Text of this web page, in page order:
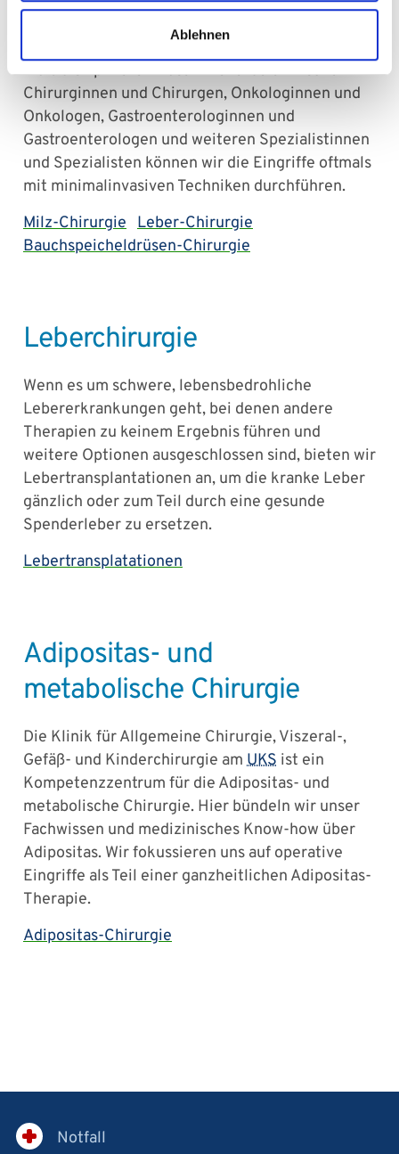
Ablehnen
Erkrankungen der Leber, der Milz und der
multidisziplinären Zusammenarbeit zwischen
Chirurginnen und Chirurgen, Onkologinnen und
Onkologen, Gastroenterologinnen und
Gastroenterologen und weiteren Spezialistinnen
und Spezialisten können wir die Eingriffe oftmals
mit minimalinvasiven Techniken durchführen.
Milz-Chirurgie Leber-Chirurgie
Bauchspeicheldrüsen-Chirurgie
Leberchirurgie
Wenn es um schwere, lebensbedrohliche
Lebererkrankungen geht, bei denen andere
Therapien zu keinem Ergebnis führen und
weitere Optionen ausgeschlossen sind, bieten wir
Lebertransplantationen an, um die kranke Leber
gänzlich oder zum Teil durch eine gesunde
Spenderleber zu ersetzen.
Lebertransplatationen
Adipositas- und
metabolische Chirurgie
Die Klinik für Allgemeine Chirurgie, Viszeral-,
Gefäß- und Kinderchirurgie am UKS ist ein
Kompetenzzentrum für die Adipositas- und
metabolische Chirurgie. Hier bündeln wir unser
Fachwissen und medizinisches Know-how über
Adipositas. Wir fokussieren uns auf operative
Eingriffe als Teil einer ganzheitlichen Adipositas-
Therapie.
Adipositas-Chirurgie
Notfall